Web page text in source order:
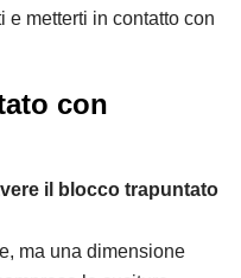
e metterti in contatto con
con
il blocco trapuntato
ma una dimensione